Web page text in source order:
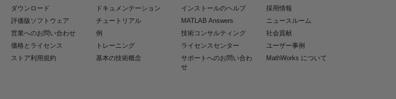
ダウンロード
評価版ソフトウェア
営業へのお問い合わせ
価格とライセンス
ストア利用規約
ドキュメンテーション
チュートリアル
例
トレーニング
基本の技術概念
インストールのヘルプ
MATLAB Answers
技術コンサルティング
ライセンスセンター
サポートへのお問い合わ
せ
採用情報
ニュースルーム
社会貢献
ユーザー事例
MathWorks について